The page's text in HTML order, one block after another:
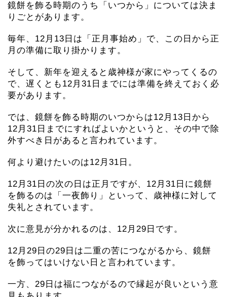
鏡餅を飾る時期のうち「いつから」については決ま
りごとがあります。
毎年、12月13日は「正月事始め」で、この日から正
月の準備に取り掛かります。
そして、新年を迎えると歳神様が家にやってくるの
で、遅くとも12月31日までには準備を終えておく必
要があります。
では、鏡餅を飾る時期のいつからは12月13日から
12月31日までにすればよいかというと、その中で除
外すべき日があると言われています。
何より避けたいのは12月31日。
12月31日の次の日は正月ですが、12月31日に鏡餅
を飾るのは「一夜飾り」といって、歳神様に対して
失礼とされています。
次に意見が分かれるのは、12月29日です。
12月29日の29日は二重の苦につながるから、鏡餅
を飾ってはいけない日と言われています。
一方、29日は福につながるので縁起が良いという意